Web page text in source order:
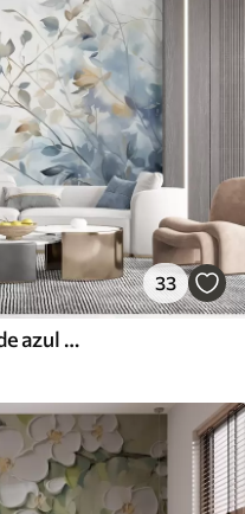
33
Ramos com folhas em tons de azul e castanho, fundo claro, suave e delicado, estilo aguarela